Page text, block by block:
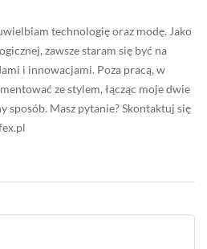
technologię oraz modę. Jako
zawsze staram się być na
i innowacjami. Poza pracą, w
ze stylem, łącząc moje dwie
sposób. Masz pytanie? Skontaktuj się